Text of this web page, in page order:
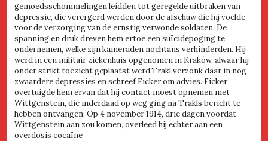
gemoedsschommelingen leidden tot geregelde uitbraken van
depressie, die verergerd werden door de afschuw die hij voelde
voor de verzorging van de ernstig verwonde soldaten. De
spanning en druk dreven hem ertoe een suïcidepoging te
ondernemen, welke zijn kameraden nochtans verhinderden. Hij
werd in een militair ziekenhuis opgenomen in Kraków, alwaar hij
onder strikt toezicht geplaatst werd.Trakl verzonk daar in nog
zwaardere depressies en schreef Ficker om advies. Ficker
overtuigde hem ervan dat hij contact moest opnemen met
Wittgenstein, die inderdaad op weg ging na Trakls bericht te
hebben ontvangen. Op 4 november 1914, drie dagen voordat
Wittgenstein aan zou komen, overleed hij echter aan een
overdosis cocaïne